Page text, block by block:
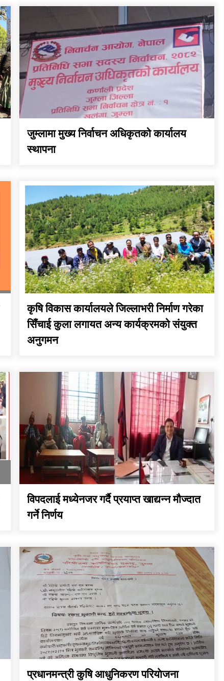
कार्यक्रम कार्यान्वयन एकाई
जुम्लाको सुचना
तातोपानी गाउँपालिका जुम्लाको
महिला तथा लैङ्गिक हिंसा
सम्बन्धी सूचना सन्देश
तातोपानी गाउँपालिका जुम्लाको
सूचना
जुम्लामा मुख्य निर्वाचन अधिकृतको कार्यालय
स्थापना
कृषि विकास कार्यालयले जिल्लाभरी निर्माण गरेका
सिँचाई कुला लगायत अन्य कार्यक्रमको संयुक्त
अनुगमन
विपदलाई मध्येनजर गर्दै प्रयाप्त खाद्यन्न मौज्दात
गर्ने निर्णय
प्रधानमन्त्री कुषि आधुनिकरण परियाेजना